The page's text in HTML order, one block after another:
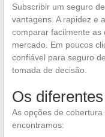
Subscribir um seguro
vantagens. A rapidez e
comparar facilmente as
mercado. Em poucos
confiável para seguro
tomada de decisão.
Os
As opções de
encontramos: